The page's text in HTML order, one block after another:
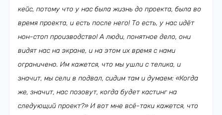
кейс, потому что у нас была жизнь до проекта, была во
время проекта, и есть после него! То есть, у нас идёт
нон-стоп производство! А люди, понятное дело, они
видят нас на экране, и на этом их время с нами
ограничено. Им кажется, что мы ушли с телика, и
значит, мы сели в подвал, сидим там и думаем: «Когда
же, значит, нас позовут, когда будет кастинг на
следующий проект?» И вот мне всё-таки кажется, что